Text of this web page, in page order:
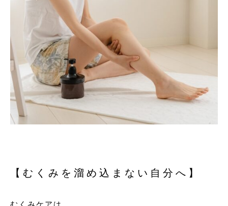
【むくみを溜め込まない自分へ】